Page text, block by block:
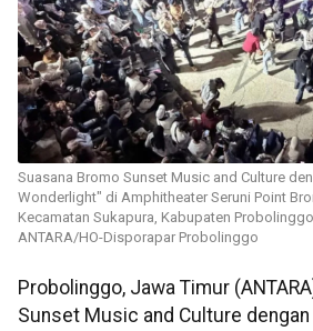
Suasana Bromo Sunset Music and Culture
Wonderlight" di Amphitheater Seruni Point
Kecamatan Sukapura, Kabupaten
ANTARA/HO-Disporapar Probolinggo
Probolinggo, Jawa Timur
Sunset Music and Culture dengan